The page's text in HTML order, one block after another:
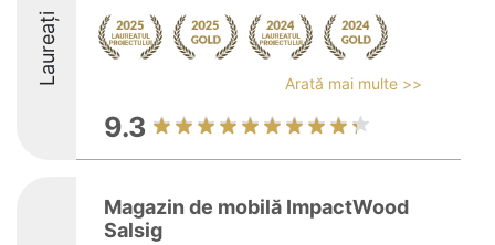
Laureați Arată mai multe >>
9.3
Magazin de mobilă ImpactWood
Salsig